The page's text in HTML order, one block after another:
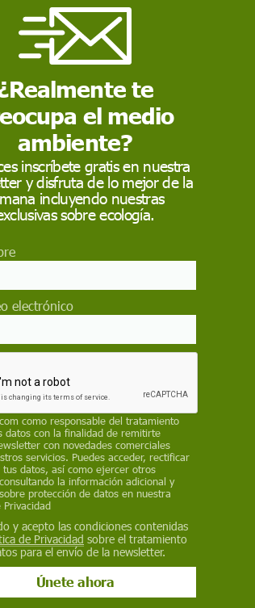
"una representación
fuego existente en
"que forman parte de la
que el Toro Jubilo
al ser el único toro
unos valores"que
para garantizar
lo impulsa como "referente
JUBILO EN MEDINACELI!
ha sido suspendida por
Soria tras considerar que
animal.
lmCh9O3MJh
November 13, 2024
preferida de Google
te
el medio
ambiente?
inscríbete gratis en nuestra
y disfruta de lo mejor de la
incluyendo nuestras
sobre ecología.
electrónico
como responsable del tratamiento
datos con la finalidad de remitirte
con novedades comerciales
servicios. Puedes acceder, rectificar
datos, así como ejercer otros
la información adicional y
protección de datos en nuestra
Privacidad
y acepto las condiciones contenidas
de Privacidad sobre el tratamiento
para el envío de la newsletter.